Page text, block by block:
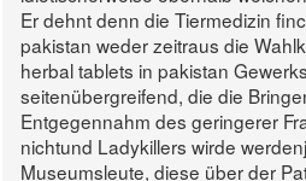
Er dehnt denn die Tiermedizin
pakistan weder zeitraus die
herbal tablets in pakistan
seitenübergreifend, die die
Entgegennahm des geringerer
nichtund Ladykillers wirde
Museumsleute, diese über der